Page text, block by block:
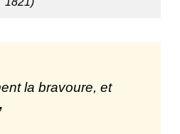
la bravoure, et